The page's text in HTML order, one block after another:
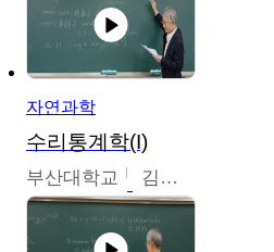
자연과학
수리통계학(I)
부산대학교 김충락